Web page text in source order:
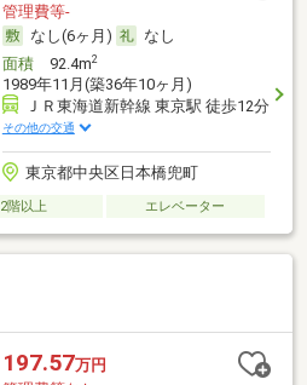
管理費等-
なし(6ヶ月)
なし
面積92.4m2
1989年11月(築36年10ヶ月)
ＪＲ東海道新幹線 東京駅 徒歩12分
その他の交通
東京都中央区日本橋兜町
2階以上 エレベーター
197.57万円